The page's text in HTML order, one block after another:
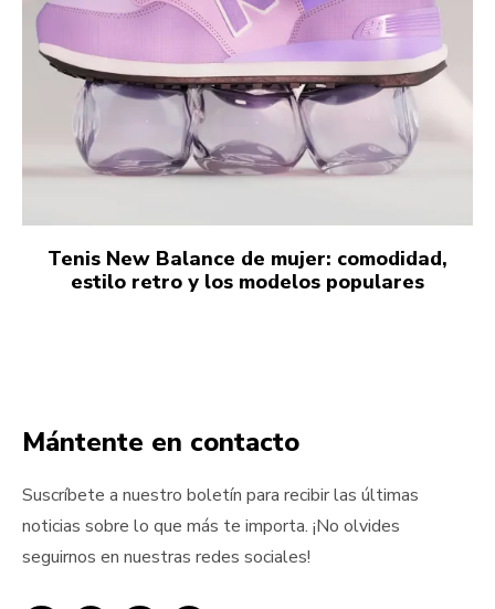
Tenis New Balance de mujer: comodidad,
estilo retro y los modelos populares
Mántente en contacto
Suscríbete a nuestro boletín para recibir las últimas
noticias sobre lo que más te importa. ¡No olvides
seguirnos en nuestras redes sociales!